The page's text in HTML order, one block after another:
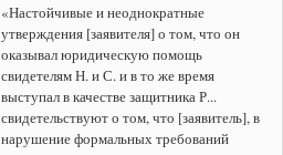
«Настойчивые и неоднократные
утверждения [заявителя] о том, что он
оказывал юридическую помощь
свидетелям Н. и С. и в то же время
выступал в качестве защитника Р...
свидетельствуют о том, что [заявитель], в
нарушение формальных требований